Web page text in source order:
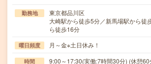
勤務地
東京都品川区
大崎駅から徒歩5分／新馬場駅から徒
ら徒歩16分
曜日頻度 月～金※土日休み！
時間 9:00～17:30(実働:7時間30分) (休憩60